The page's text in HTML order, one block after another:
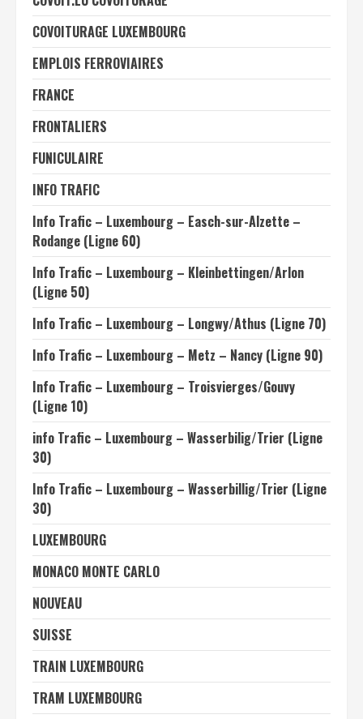
COVOITURAGE LUXEMBOURG
EMPLOIS FERROVIAIRES
FRANCE
FRONTALIERS
FUNICULAIRE
INFO TRAFIC
Info Trafic – Luxembourg – Easch-sur-Alzette –
Rodange (Ligne 60)
Info Trafic – Luxembourg – Kleinbettingen/Arlon
(Ligne 50)
Info Trafic – Luxembourg – Longwy/Athus (Ligne 70)
Info Trafic – Luxembourg – Metz – Nancy (Ligne 90)
Info Trafic – Luxembourg – Troisvierges/Gouvy
(Ligne 10)
info Trafic – Luxembourg – Wasserbilig/Trier (Ligne
30)
Info Trafic – Luxembourg – Wasserbillig/Trier (Ligne
30)
LUXEMBOURG
MONACO MONTE CARLO
NOUVEAU
SUISSE
TRAIN LUXEMBOURG
TRAM LUXEMBOURG